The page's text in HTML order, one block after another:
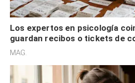
Los expertos en psicología
guardan recibos o tickets de
son acumuladores, sino que
MAG.